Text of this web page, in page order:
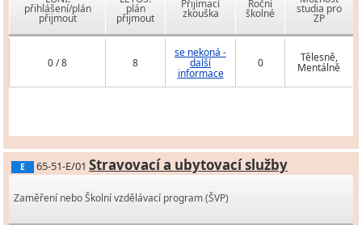
přihlášení/plán
přijmout
plán
přijmout
Přijímací
zkouška
Roční
školné studia pro
ZP
0 / 8 8
se nekoná -
další
informace
0 Tělesně,
Mentálně
E 65-51-E/01 Stravovací a ubytovací služby
Zaměření nebo Školní vzdělávací program (ŠVP)